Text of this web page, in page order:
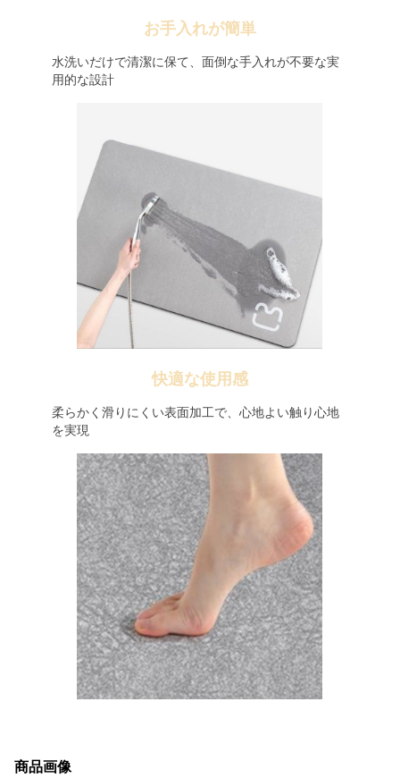
お手入れが簡単
水洗いだけで清潔に保て、面倒な手入れが不要な実
用的な設計
快適な使用感
柔らかく滑りにくい表面加工で、心地よい触り心地
を実現
商品画像